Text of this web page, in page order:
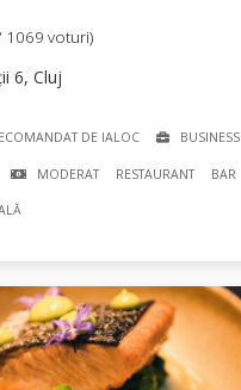
1069 voturi)
6, Cluj
DE IALOC BUSINESS
MODERAT RESTAURANT BAR